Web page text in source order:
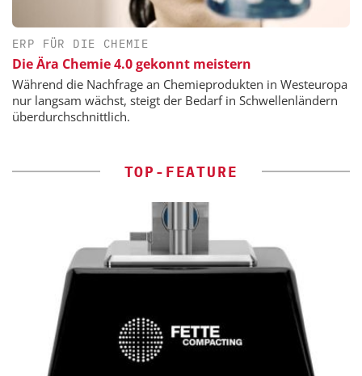
ERP FÜR DIE CHEMIE
Die Ära Chemie 4.0 gekonnt meistern
Während die Nachfrage an Chemieprodukten in Westeuropa
nur langsam wächst, steigt der Bedarf in Schwellenländern
überdurchschnittlich.
TOP-FEATURE